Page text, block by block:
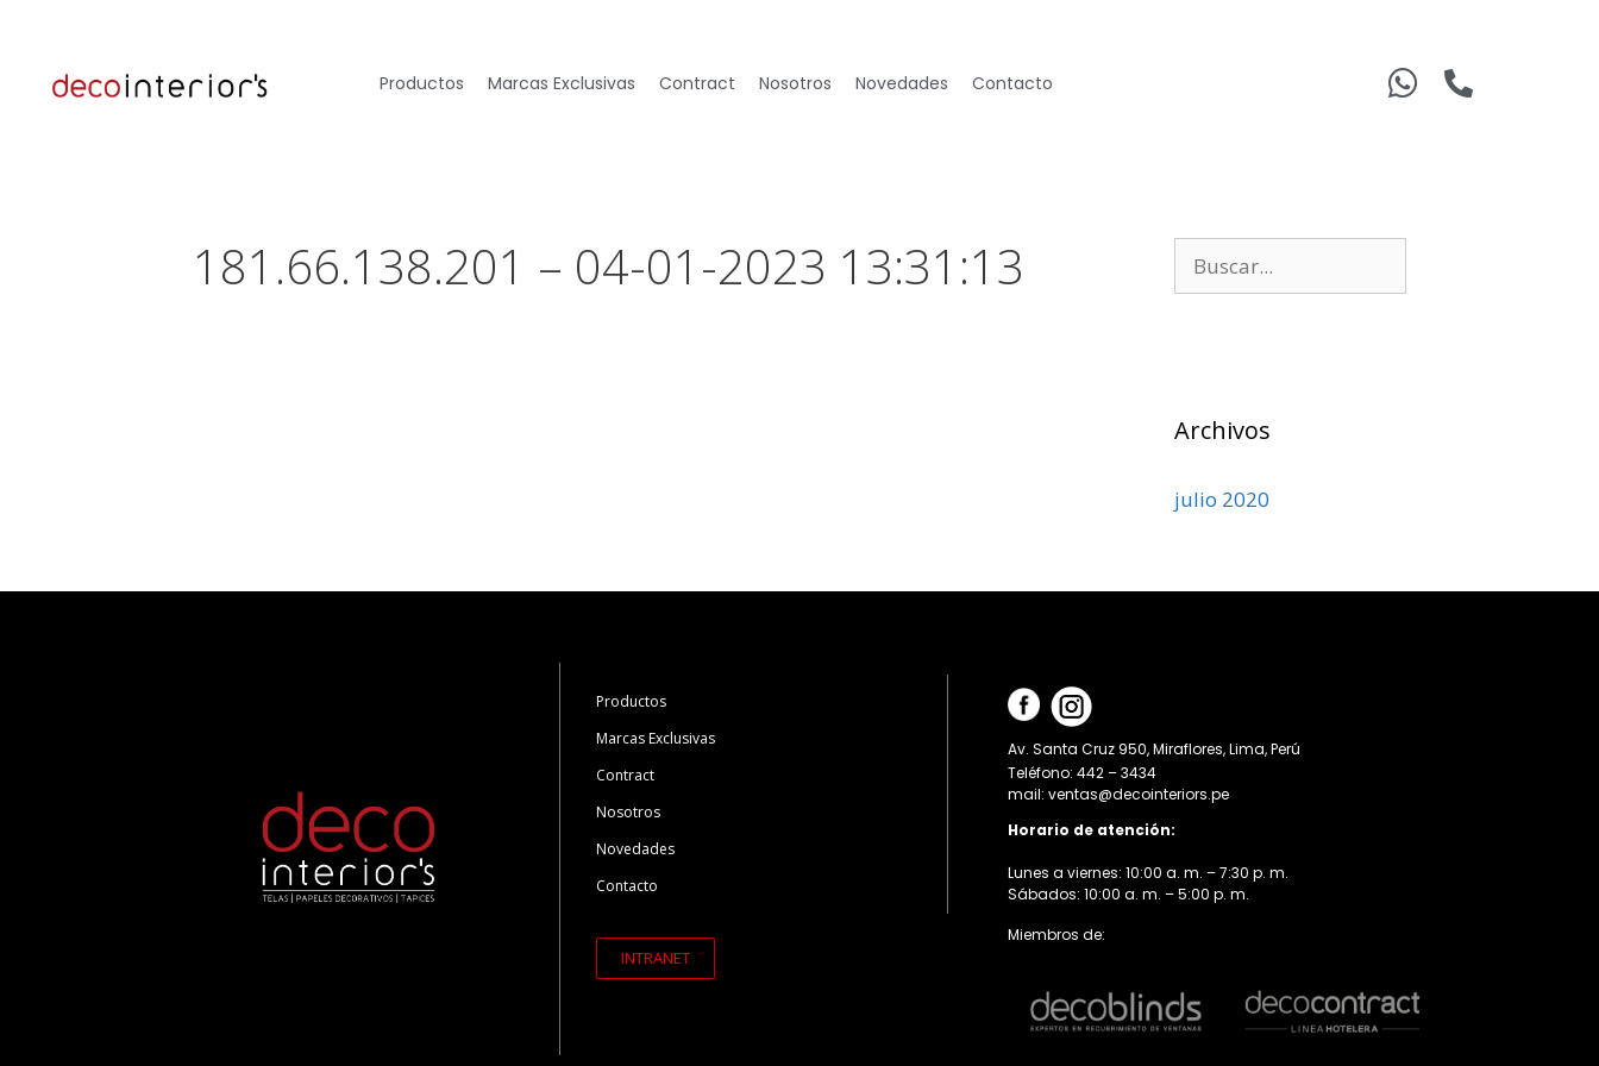
Productos Marcas Exclusivas Contract Nosotros Novedades Contacto
181.66.138.201 – 04-01-2023 13:31:13
Archivos
julio 2020
Productos
Marcas Exclusivas
Contract
Nosotros
Novedades
Contacto
INTRANET
Av. Santa Cruz 950, Miraflores, Lima, Perú
Teléfono: 442 – 3434
mail: ventas@decointeriors.pe
Horario de atención:
Lunes a viernes: 10:00 a. m. – 7:30 p. m.
Sábados: 10:00 a. m. – 5:00 p. m.
Miembros de: